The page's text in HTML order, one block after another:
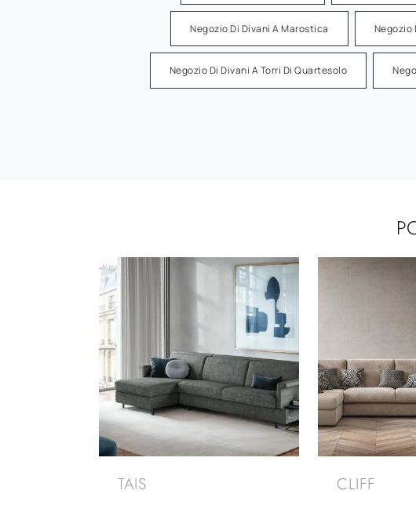
Negozio Di Divani A Marostica Negozio
Negozio Di Divani A Torri Di Quartesolo
TAIS CLIFF